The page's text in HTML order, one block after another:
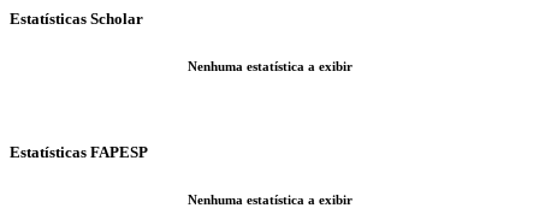
Estatísticas Scholar
Nenhuma estatística a exibir
Estatísticas FAPESP
Nenhuma estatística a exibir